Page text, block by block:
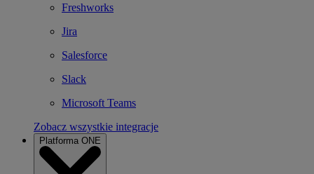
Freshworks
Jira
Salesforce
Slack
Microsoft Teams
Zobacz wszystkie integracje
Platforma ONE